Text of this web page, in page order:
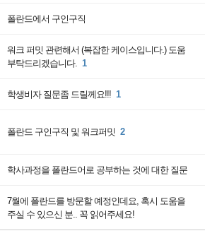
폴란드에서 구인구직
워크 퍼밋 관련해서 (복잡한 케이스입니다.) 도움
부탁드리겠습니다. 1
학생비자 질문좀 드릴께요!!! 1
폴란드 구인구직 및 워크퍼밋 2
학사과정을 폴란드어로 공부하는 것에 대한 질문
7월에 폴란드를 방문할 예정인데요, 혹시 도움을
주실 수 있으신 분.. 꼭 읽어주세요!